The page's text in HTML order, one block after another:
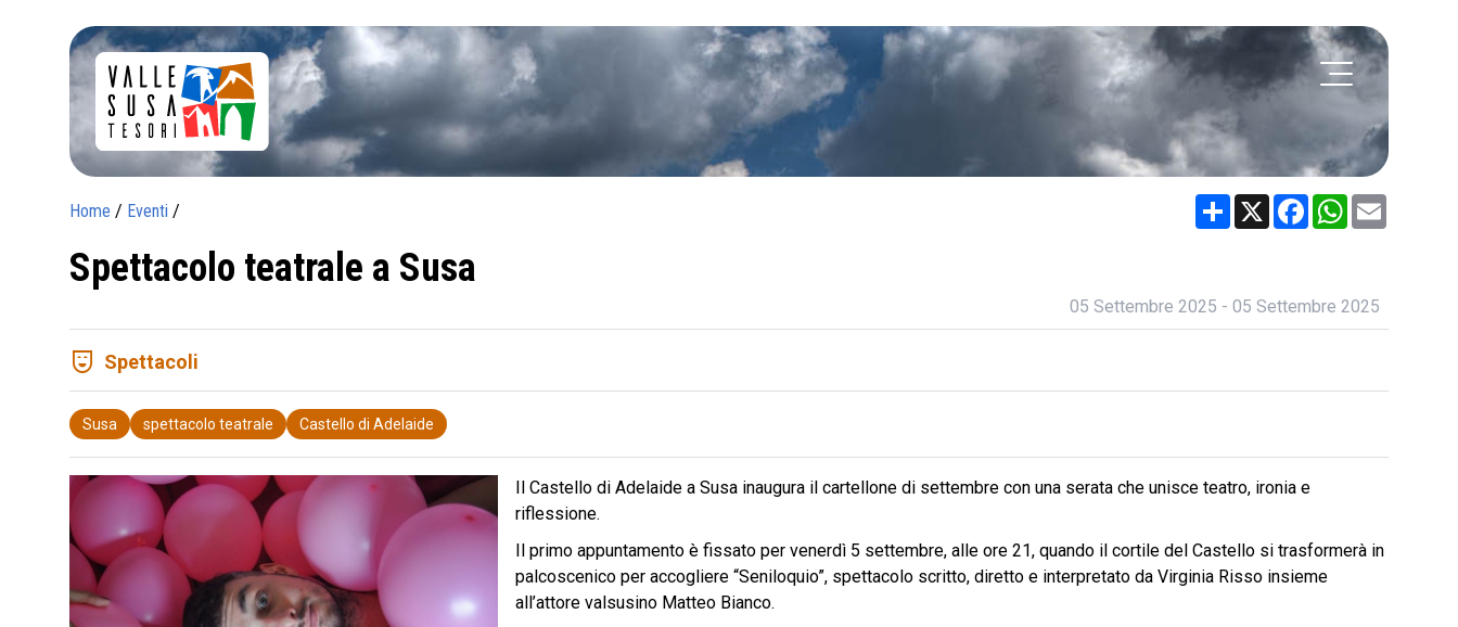
Home / Eventi / Share X FacebookWhatsApp
Spettacolo teatrale a Susa
05 Settembre 2025 - 05 Settembre 2025
comedy_mask Spettacoli
Susa spettacolo teatrale Castello di Adelaide
Il Castello di Adelaide a Susa inaugura il cartellone di settembre con una serata che unisce teatro, ironia e
riflessione.
Il primo appuntamento è fissato per venerdì 5 settembre, alle ore 21, quando il cortile del Castello si trasformerà in
palcoscenico per accogliere “Seniloquio”, spettacolo scritto, diretto e interpretato da Virginia Risso insieme
all’attore valsusino Matteo Bianco.